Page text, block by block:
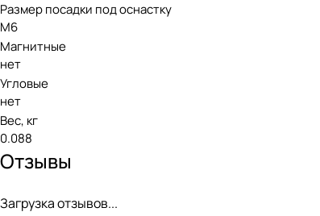
Размер посадки под оснастку
M6
Магнитные
нет
Угловые
нет
Вес, кг
0.088
Отзывы
Загрузка отзывов...